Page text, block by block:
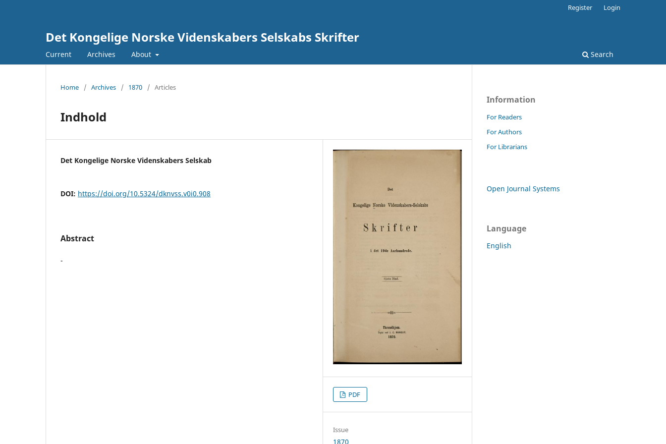
Det Kongelige Norske Videnskabers Selskabs Skrifter
Current Archives About Search
Register Login
Home / Archives / 1870 / Articles
Indhold
Det Kongelige Norske Videnskabers Selskab
DOI: https://doi.org/10.5324/dknvss.v0i0.908
Abstract
-
PDF
Issue
1870
Information
For Readers
For Authors
For Librarians
Open Journal Systems
Language
English